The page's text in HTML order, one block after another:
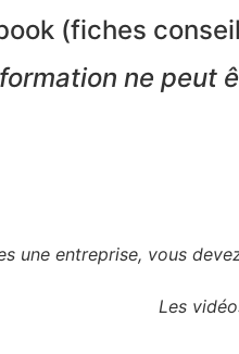
(fiches
ne peut
une entreprise, vous
Les